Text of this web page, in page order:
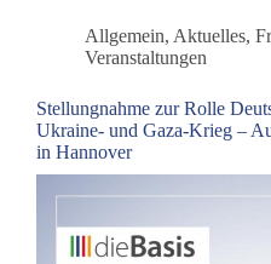
Allgemein, Aktuelles,
Veranstaltungen
Stellungnahme zur Rolle
Ukraine- und Gaza-Krieg –
in Hannover